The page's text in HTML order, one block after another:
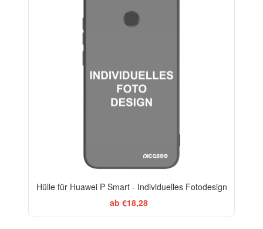
Hülle für Huawei P Smart - Individuelles Fotodesign
ab €18,28